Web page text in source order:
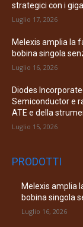
strategici con i
Luglio 17, 2026
Melexis amplia la
bobina singola
Luglio 16, 2026
Diodes
Semiconductor e
ATE e della
Luglio 15, 2026
PRODOTTI
Melexis amplia
bobina singola
Luglio 16, 2026